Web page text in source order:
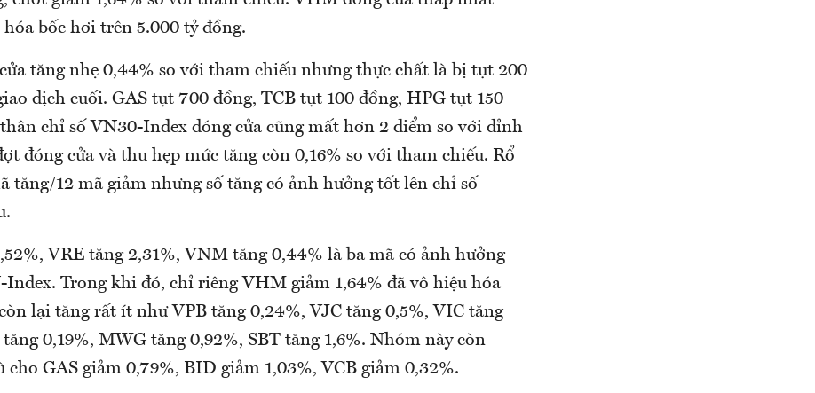
hóa bốc hơi trên 5.000 tỷ đồng.
tăng nhẹ 0,44% so với tham chiếu nhưng thực chất là bị tụt 200
dịch cuối. GAS tụt 700 đồng, TCB tụt 100 đồng, HPG tụt 150
chỉ số VN30-Index đóng cửa cũng mất hơn 2 điểm so với đỉnh
đóng cửa và thu hẹp mức tăng còn 0,16% so với tham chiếu. Rổ
tăng/12 mã giảm nhưng số tăng có ảnh hưởng tốt lên chỉ số
VRE tăng 2,31%, VNM tăng 0,44% là ba mã có ảnh hưởng
Trong khi đó, chỉ riêng VHM giảm 1,64% đã vô hiệu hóa
lại tăng rất ít như VPB tăng 0,24%, VJC tăng 0,5%, VIC tăng
tăng 0,19%, MWG tăng 0,92%, SBT tăng 1,6%. Nhóm này còn
cho GAS giảm 0,79%, BID giảm 1,03%, VCB giảm 0,32%.